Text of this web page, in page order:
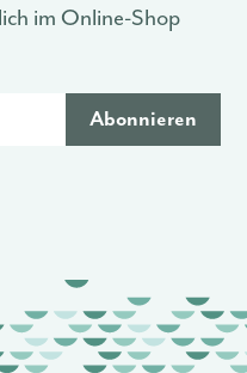
im Online-Shop